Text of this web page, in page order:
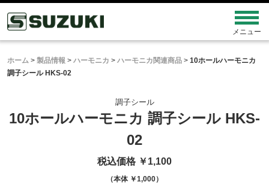
ホーム > 製品情報 > ハーモニカ > ハーモニカ関連商品 > 10ホールハーモニカ
調子シール HKS-02
調子シール
10ホールハーモニカ 調子シール HKS-
02
税込価格 ￥1,100
（本体 ￥1,000）